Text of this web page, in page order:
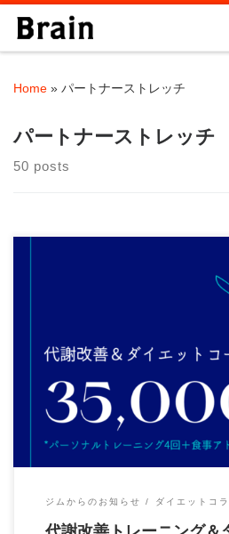
Skip to content
Home » パートナーストレッチ
パートナーストレッチ
50 posts
こんにちは！ 少し暖かくなって参り
だけお時間をください・・・」 今年
ジムからのお知らせ ダイエットコラ